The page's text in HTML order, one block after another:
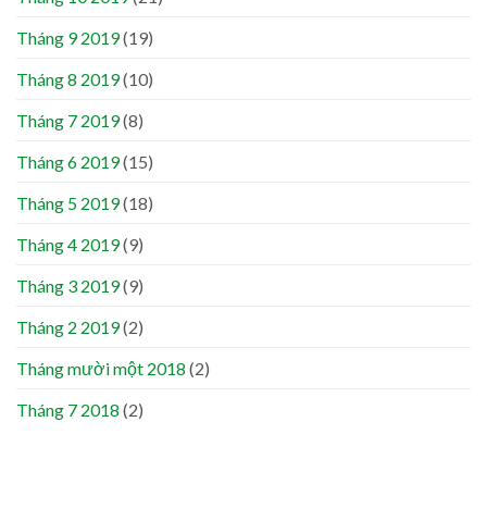
Tháng 9 2019(19)
Tháng 8 2019(10)
Tháng 7 2019(8)
Tháng 6 2019(15)
Tháng 5 2019(18)
Tháng 4 2019(9)
Tháng 3 2019(9)
Tháng 2 2019(2)
Tháng mười một 2018 (2)
Tháng 7 2018 (2)